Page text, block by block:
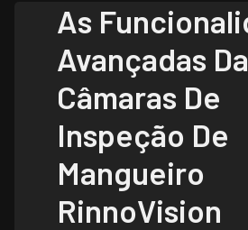
As
Avançadas
Câmaras De
Inspeção De
Mangueiro
RinnoVision